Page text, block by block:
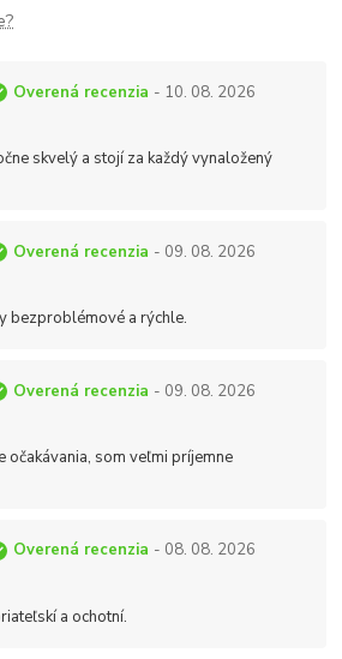
Overená recenzia - 10. 08. 2026
skvelý a stojí za každý vynaložený
Overená recenzia - 09. 08. 2026
bezproblémové a rýchle.
Overená recenzia - 09. 08. 2026
očakávania, som veľmi príjemne
Overená recenzia - 08. 08. 2026
a ochotní.